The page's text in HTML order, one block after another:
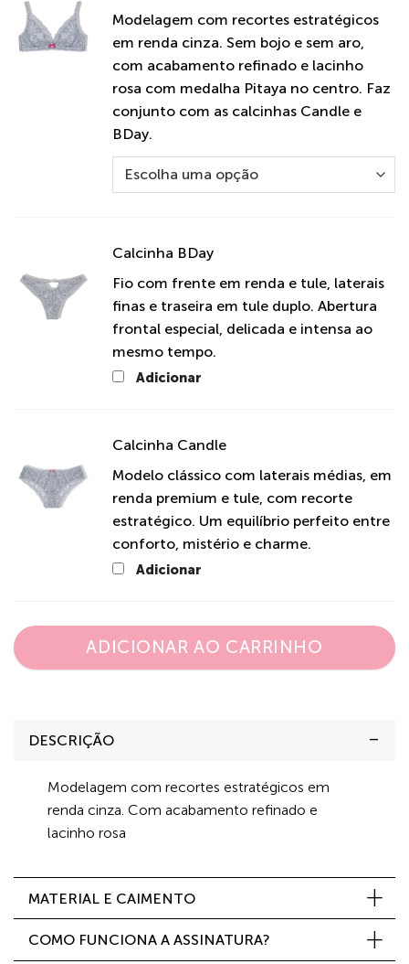
Modelagem com recortes estratégicos
em renda cinza. Sem bojo e sem aro,
com acabamento refinado e lacinho
rosa com medalha Pitaya no centro. Faz
conjunto com as calcinhas Candle e
BDay.
Calcinha BDay
Fio com frente em renda e tule, laterais
finas e traseira em tule duplo. Abertura
frontal especial, delicada e intensa ao
mesmo tempo.
Adicionar
Calcinha Candle
Modelo clássico com laterais médias, em
renda premium e tule, com recorte
estratégico. Um equilíbrio perfeito entre
conforto, mistério e charme.
Adicionar
ADICIONAR AO CARRINHO
DESCRIÇÃO
Modelagem com recortes estratégicos em
renda cinza. Com acabamento refinado e
lacinho rosa
MATERIAL E CAIMENTO
COMO FUNCIONA A ASSINATURA?